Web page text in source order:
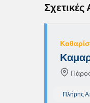
Σχετικές
Πλήρης